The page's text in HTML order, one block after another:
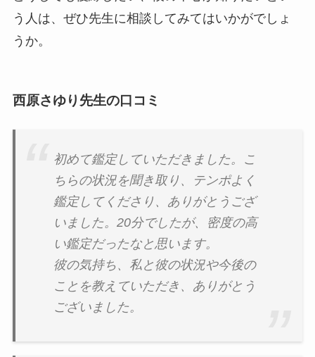
う人は、ぜひ先生に相談してみてはいかがでしょ
うか。
西原さゆり先生の口コミ
初めて鑑定していただきました。こ
ちらの状況を聞き取り、テンポよく
鑑定してくださり、ありがとうござ
いました。20分でしたが、密度の高
い鑑定だったなと思います。
彼の気持ち、私と彼の状況や今後の
ことを教えていただき、ありがとう
ございました。